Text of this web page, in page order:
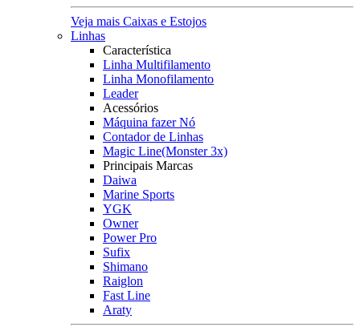
Veja mais Caixas e Estojos
Linhas
Característica
Linha Multifilamento
Linha Monofilamento
Leader
Acessórios
Máquina fazer Nó
Contador de Linhas
Magic Line(Monster 3x)
Principais Marcas
Daiwa
Marine Sports
YGK
Owner
Power Pro
Sufix
Shimano
Raiglon
Fast Line
Araty